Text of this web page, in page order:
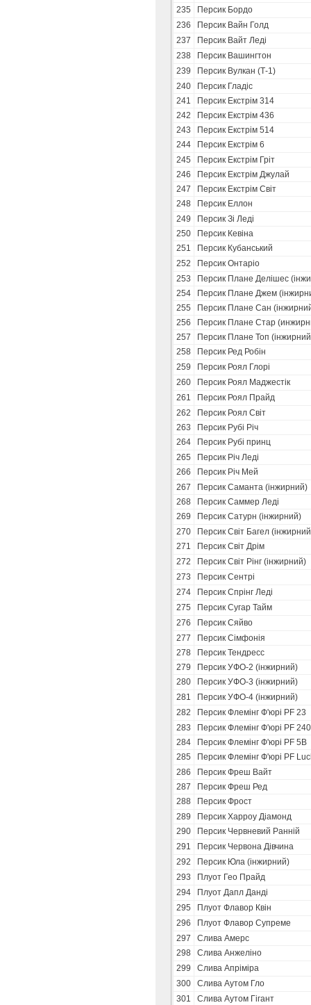
235
Персик Бордо
236
Персик Вайн Голд
237
Персик Вайт Леді
238
Персик Вашингтон
239
Персик Вулкан (Т-1)
240
Персик Гладіс
241
Персик Екстрім 314
242
Персик Екстрім 436
243
Персик Екстрім 514
244
Персик Екстрім 6
245
Персик Екстрім Гріт
246
Персик Екстрім Джулай
247
Персик Екстрім Світ
248
Персик Еллон
249
Персик Зi Ледi
250
Персик Кевіна
251
Персик Кубанський
252
Персик Онтаріо
253
Персик Плане Делішес
254
Персик Плане Джем
255
Персик Плане Сан
256
Персик Плане Стар
257
Персик Плане Топ
258
Персик Ред Робін
259
Персик Роял Глорі
260
Персик Роял Маджестік
261
Персик Роял Прайд
262
Персик Роял Світ
263
Персик Рубі Річ
264
Персик Рубі принц
265
Персик Річ Леді
266
Персик Річ Мей
267
Персик Саманта (інжирний)
268
Персик Саммер Леді
269
Персик Сатурн (інжирний)
270
Персик Світ Багел
271
Персик Світ Дрім
272
Персик Світ Рінг (інжирний)
273
Персик Сентрі
274
Персик Спрінг Леді
275
Персик Сугар Тайм
276
Персик Сяйво
277
Персик Сімфонія
278
Персик Тендресс
279
Персик УФО-2 (інжирний)
280
Персик УФО-3 (інжирний)
281
Персик УФО-4 (інжирний)
282
Персик Флемінг Ф'юрі PF 23
283
Персик Флемінг Ф'юрі PF
284
Персик Флемінг Ф'юрі PF 5В
285
Персик Флемінг Ф'юрі PF
286
Персик Фреш Вайт
287
Персик Фреш Ред
288
Персик Фрост
289
Персик Харроу Діамонд
290
Персик Червневий Ранній
291
Персик Червона Дівчина
292
Персик Юла (інжирний)
293
Плуот Гео Прайд
294
Плуот Дапл Данді
295
Плуот Флавор Квін
296
Плуот Флавор Супреме
297
Слива Амерс
298
Слива Анжеліно
299
Слива Апріміра
300
Слива Аутом Гло
301
Слива Аутом Гігант